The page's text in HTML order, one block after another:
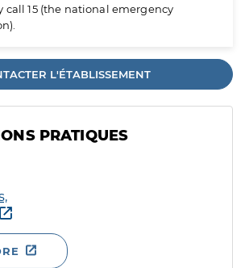
15 (the national emergency
L'ÉTABLISSEMENT
PRATIQUES